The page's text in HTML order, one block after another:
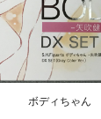
ボディちゃん